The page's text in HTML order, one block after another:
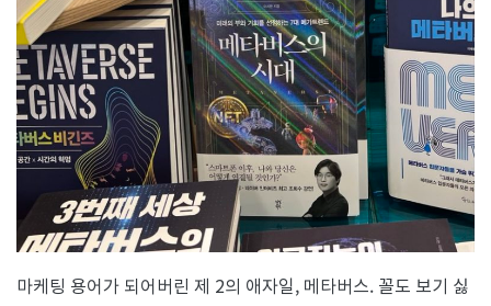
마케팅 용어가 되어버린 제 2의 애자일, 메타버스. 꼴도 보기 싫